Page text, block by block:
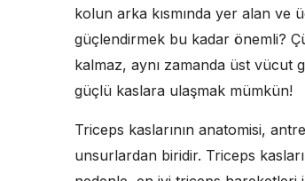
kolun arka kısmında yer alan ve
güçlendirmek bu kadar önemli?
kalmaz, aynı zamanda üst vücut
güçlü kaslara ulaşmak mümkün!
Triceps kaslarının anatomisi,
unsurlardan biridir. Triceps